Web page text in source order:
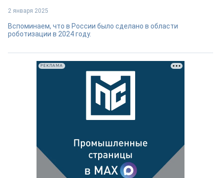
2 января 2025
Вспоминаем, что в России было сделано в области
роботизации в 2024 году.
РЕКЛАМА